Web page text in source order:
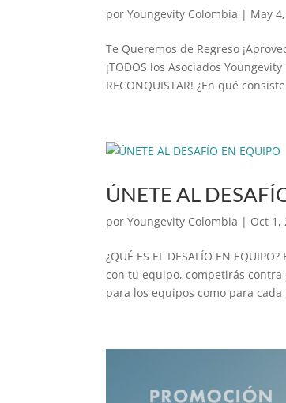
porYoungevity Colombia | May
Te Queremos de Regreso
¡TODOS los Asociados Youngevity
RECONQUISTAR! ¿En qué
ÚNETE AL
porYoungevity Colombia | Oct 1,
¿QUÉ ES EL DESAFÍO EN
con tu equipo, competirás
para los equipos como para cada